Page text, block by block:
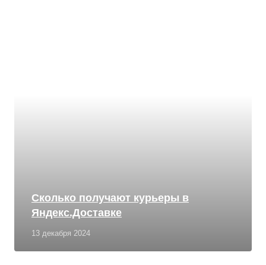
13 декабря 2024
Сколько получают курьеры в
Яндекс.Доставке